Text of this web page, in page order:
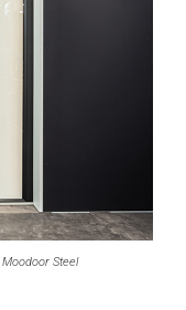
Moodoor Steel